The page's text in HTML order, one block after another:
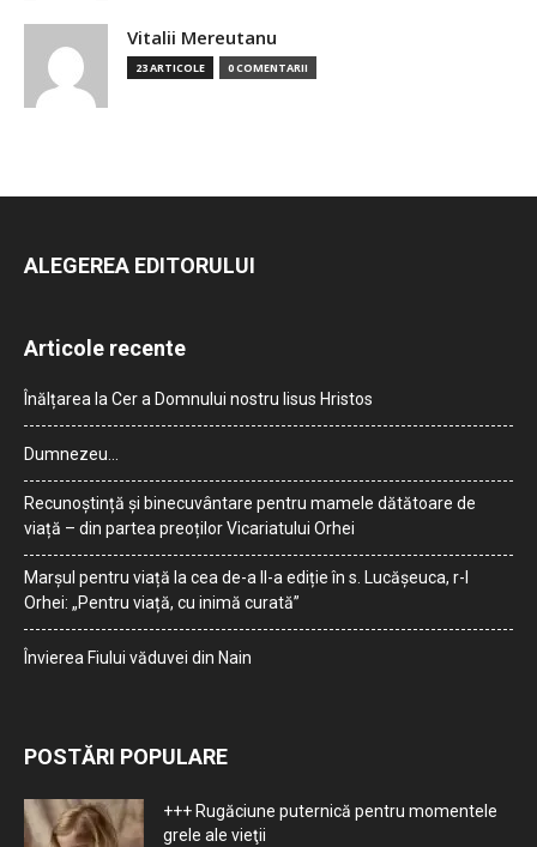
Vitalii Mereutanu
23 ARTICOLE 0 COMENTARII
ALEGEREA EDITORULUI
Articole recente
Înălțarea la Cer a Domnului nostru Iisus Hristos
Dumnezeu…
Recunoștință și binecuvântare pentru mamele dătătoare de
viață – din partea preoților Vicariatului Orhei
Marșul pentru viață la cea de-a II-a ediție în s. Lucășeuca, r-l
Orhei: „Pentru viață, cu inimă curată”
Învierea Fiului văduvei din Nain
POSTĂRI POPULARE
+++ Rugăciune puternică pentru momentele
grele ale vieţii